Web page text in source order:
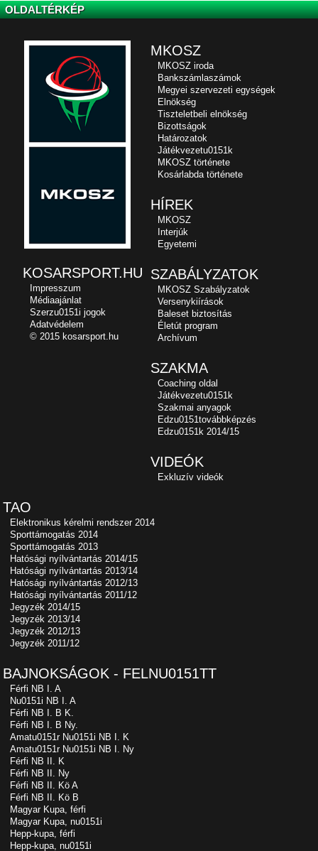
OLDALTÉRKÉP
MKOSZ
MKOSZ iroda
Bankszámlaszámok
Megyei szervezeti egységek
Elnökség
Tiszteletbeli elnökség
Bizottságok
Határozatok
Játékvezetu0151k
MKOSZ története
Kosárlabda története
HÍREK
MKOSZ
Interjúk
Egyetemi
SZABÁLYZATOK
MKOSZ Szabályzatok
Versenykiírások
Baleset biztosítás
Életút program
Archívum
SZAKMA
Coaching oldal
Játékvezetu0151k
Szakmai anyagok
Edzu0151továbbképzés
Edzu0151k 2014/15
VIDEÓK
Exkluzív videók
TAO
Elektronikus kérelmi rendszer 2014
Sporttámogatás 2014
Sporttámogatás 2013
Hatósági nyílvántartás 2014/15
Hatósági nyílvántartás 2013/14
Hatósági nyílvántartás 2012/13
Hatósági nyílvántartás 2011/12
Jegyzék 2014/15
Jegyzék 2013/14
Jegyzék 2012/13
Jegyzék 2011/12
BAJNOKSÁGOK - FELNU0151TT
Férfi NB I. A
Nu0151i NB I. A
Férfi NB I. B K.
Férfi NB I. B Ny.
Amatu0151r Nu0151i NB I. K
Amatu0151r Nu0151i NB I. Ny
Férfi NB II. K
Férfi NB II. Ny
Férfi NB II. Kö A
Férfi NB II. Kö B
Magyar Kupa, férfi
Magyar Kupa, nu0151i
Hepp-kupa, férfi
Hepp-kupa, nu0151i
KOSARSPORT.HU
Impresszum
Médiaajánlat
Szerzu0151i jogok
Adatvédelem
© 2015 kosarsport.hu